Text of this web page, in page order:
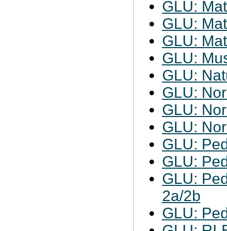
GLU:
GLU:
GLU:
GLU:
GLU:
GLU:
GLU:
GLU:
GLU:
GLU:
GLU:
2a/2b
GLU: